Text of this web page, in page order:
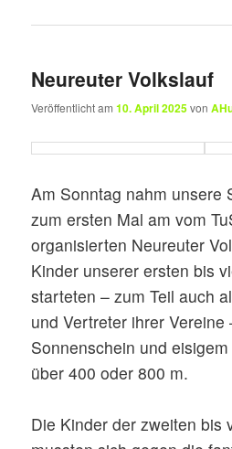
Neureuter Volkslauf
Veröffentlicht am10. April 2025von
Am Sonntag nahm unsere
zum ersten Mal am vom
organisierten Neureuter
Kinder unserer ersten bis
starteten – zum Teil auch
und Vertreter ihrer Vereine
Sonnenschein und
über 400 oder 800 m.
Die Kinder der zweiten bis